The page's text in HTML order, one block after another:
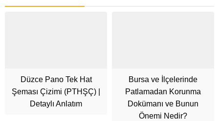
Düzce Pano Tek Hat
Şeması Çizimi (PTHŞÇ) |
Detaylı Anlatım
Bursa ve İlçelerinde
Patlamadan Korunma
Dokümanı ve Bunun
Önemi Nedir?